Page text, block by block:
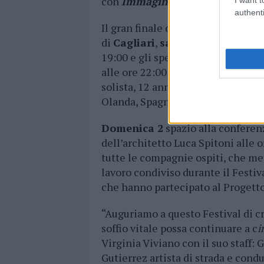
Il gran finale di Circondando è
di Cagliari, sabato 1 luglio
19:00 e gli spettacoli
alle ore 22:00
Cartoon Toylete
solista, 12 anni fa, del clown
Olanda, Spagna e Germania.
Domenica 2 spazio alla
dell’architetto Luca Spitoni alle
tutte le compagnie ospiti, che
lavoro condiviso durante il
che hanno partecipato al
“Auguriamo a questo Festival di
soffio vitale possa continuare a c
Virginia Viviano con il suo staff:
Gutierrez artista di strada e